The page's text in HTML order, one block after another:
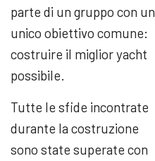
parte di un gruppo con un
unico obiettivo comune:
costruire il miglior yacht
possibile.
Tutte le sfide incontrate
durante la costruzione
sono state superate con